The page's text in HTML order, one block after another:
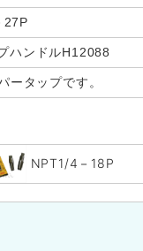
27P
ハンドルH12088
ータップです。
NPT1/4－18P